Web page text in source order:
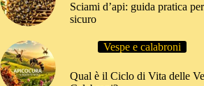
Sciami d’api: guida pratica
sicuro
Vespe e calabroni
Qual è il Ciclo di Vita delle